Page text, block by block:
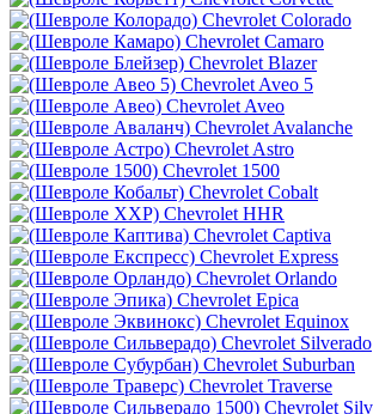
Chevrolet Colorado
Chevrolet Camaro
Chevrolet Blazer
Chevrolet Aveo 5
Chevrolet Aveo
Chevrolet Avalanche
Chevrolet Astro
Chevrolet 1500
Chevrolet Cobalt
Chevrolet HHR
Chevrolet Captiva
Chevrolet Express
Chevrolet Orlando
Chevrolet Epica
Chevrolet Equinox
Chevrolet Silverado
Chevrolet Suburban
Chevrolet Traverse
Chevrolet